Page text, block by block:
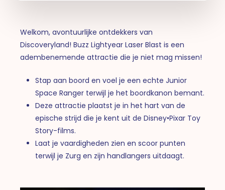
Welkom, avontuurlijke ontdekkers van
Discoveryland! Buzz Lightyear Laser Blast is een
adembenemende attractie die je niet mag missen!
Stap aan boord en voel je een echte Junior
Space Ranger terwijl je het boordkanon bemant.
Deze attractie plaatst je in het hart van de
epische strijd die je kent uit de Disney•Pixar Toy
Story-films.
Laat je vaardigheden zien en scoor punten
terwijl je Zurg en zijn handlangers uitdaagt.